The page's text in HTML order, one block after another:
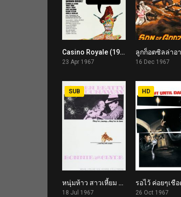
5.1Casino Royale (1967)
23 Apr 1967 16 Dec 1967
7.8
SUB
หนุ่มห้าว สาวเหี้ยม Bonnie and Clyde (1967)
18 Jul 1967
HD
26 Oct 1967